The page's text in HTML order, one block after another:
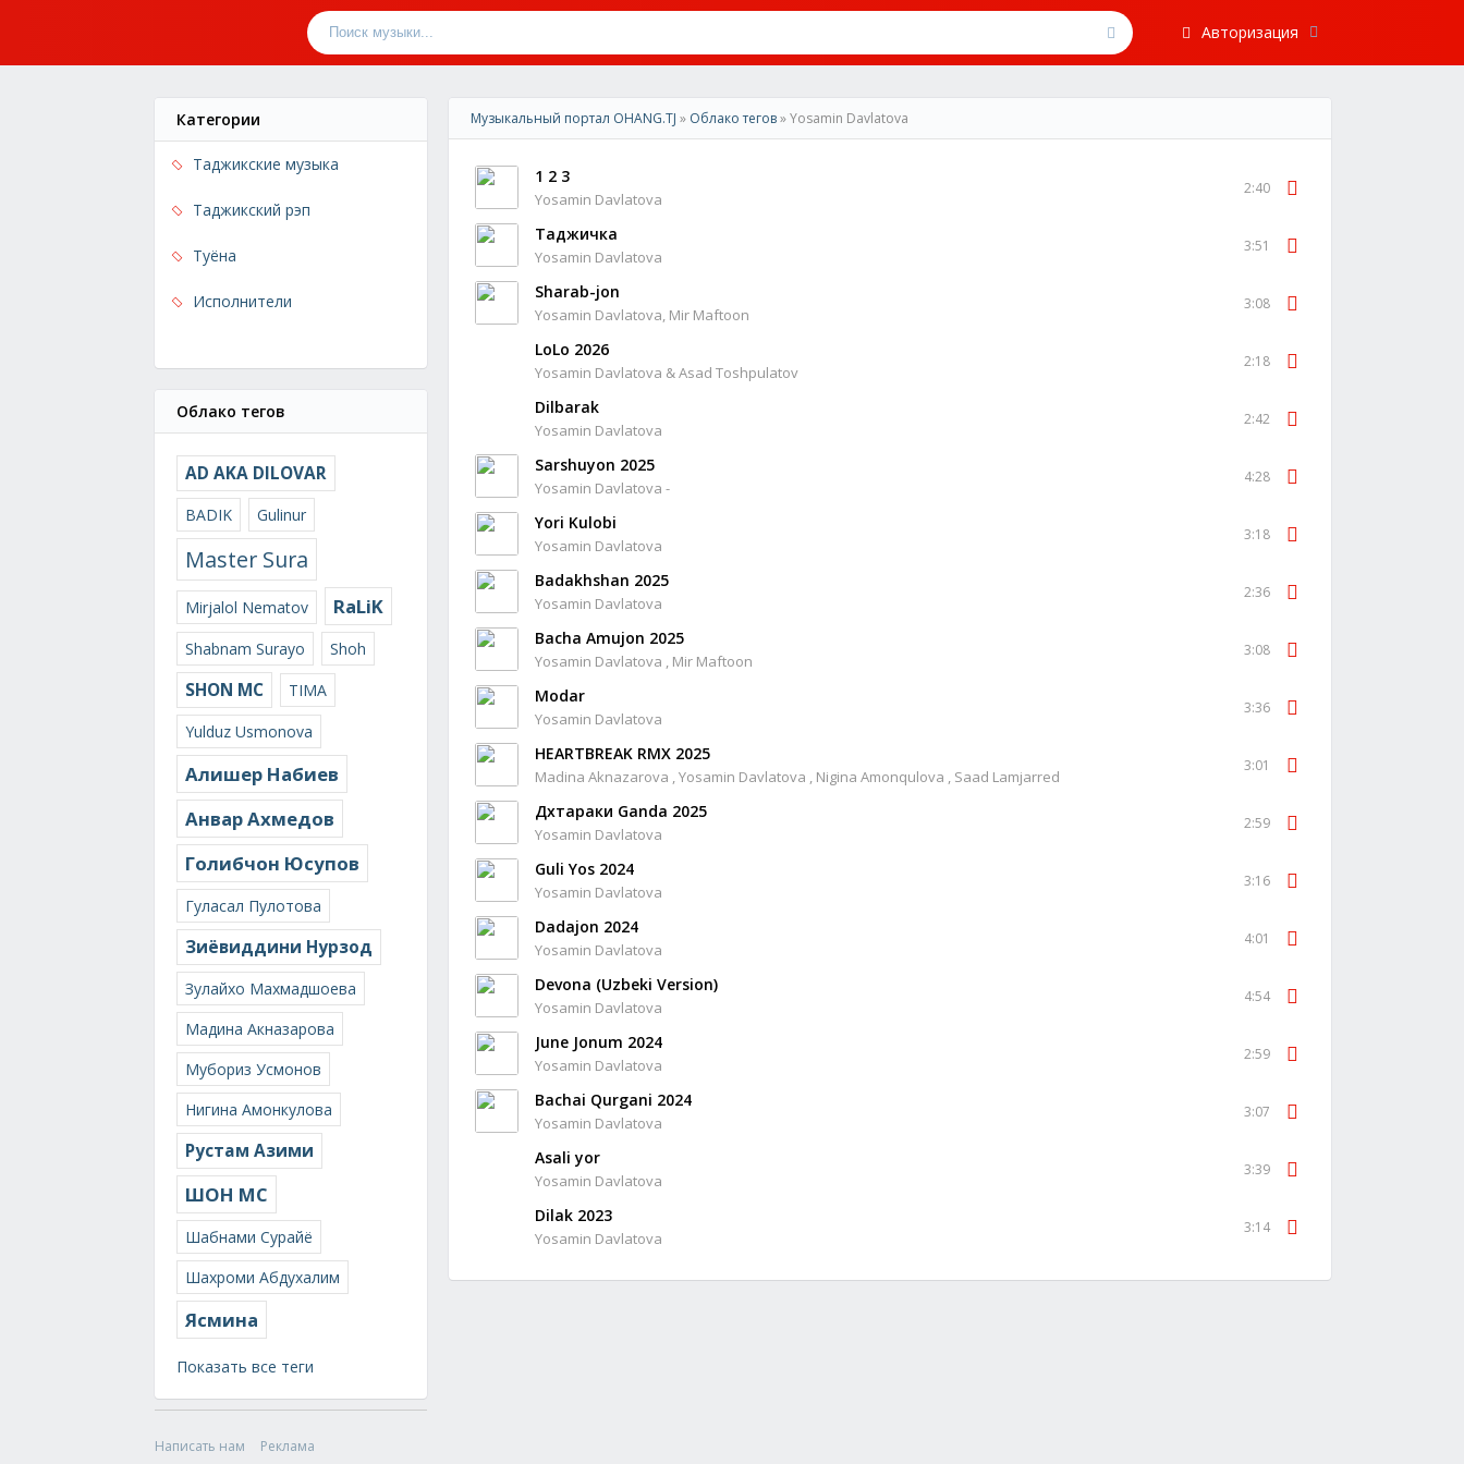
Авторизация
Категории
Таджикские музыка
Таджикский рэп
Туёна
Исполнители
Облако тегов
AD AKA DILOVAR
BADIK Gulinur
Master Sura
Mirjalol Nematov RaLiK
Shabnam Surayo Shoh
SHON MC
TIMA
Yulduz Usmonova
Алишер Набиев
Анвар Ахмедов
Голибчон Юсупов
Гуласал Пулотова
Зиёвиддини Нурзод
Зулайхо Махмадшоева
Мадина Акназарова
Мубориз Усмонов
Нигина Амонкулова
Рустам Азими
ШОН МС
Шабнами Сурайё
Шахроми Абдухалим
Ясмина
Показать все теги
Написать нам
Реклама
Музыкальный портал OHANG.TJ » Облако тегов» Yosamin Davlatova
1 2 3
Yosamin Davlatova
2:40
Таджичка
Yosamin Davlatova
3:51
Sharab-jon
Yosamin Davlatova, Mir Maftoon
3:08
LoLo 2026
Yosamin Davlatova & Asad Toshpulatov
2:18
Dilbarak
Yosamin Davlatova
2:42
Sarshuyon 2025
Yosamin Davlatova -
4:28
Yori Kulobi
Yosamin Davlatova
3:18
Badakhshan 2025
Yosamin Davlatova
2:36
Bacha Amujon 2025
Yosamin Davlatova , Mir Maftoon
3:08
Modar
Yosamin Davlatova
3:36
HEARTBREAK RMX 2025
Madina Aknazarova , Yosamin Davlatova , Nigina Amonqulova , Saad Lamjarred
3:01
Дхтараки Ganda 2025
Yosamin Davlatova
2:59
Guli Yos 2024
Yosamin Davlatova
3:16
Dadajon 2024
Yosamin Davlatova
4:01
Devona (Uzbeki Version)
Yosamin Davlatova
4:54
June Jonum 2024
Yosamin Davlatova
2:59
Bachai Qurgani 2024
Yosamin Davlatova
3:07
Asali yor
Yosamin Davlatova
3:39
Dilak 2023
Yosamin Davlatova
3:14